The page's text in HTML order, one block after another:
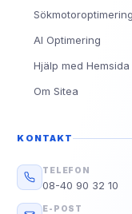
Sökmotoroptimering
AI Optimering
Hjälp med Hemsida
Om Sitea
KONTAKT
TELEFON
08-40 90 32 10
E-POST